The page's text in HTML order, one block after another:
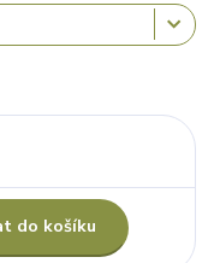
do košíku